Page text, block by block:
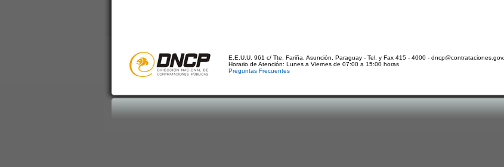
E.E.U.U. 961 c/ Tte. Fariña. Asunción, Paraguay - Tel. y Fax 415 - 4000 -
Horario de Atención: Lunes a Viernes de 07:00 a 15:00 horas
Preguntas Frecuentes